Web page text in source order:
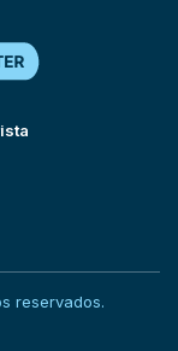
reservados.